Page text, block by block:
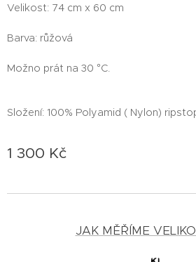
Velikost: 74 cm x 60 cm
Barva: růžová
Možno prát na 30 °C.
Složení: 100% Polyamid ( Nylon)
1 300 Kč
JAK MĚŘÍME